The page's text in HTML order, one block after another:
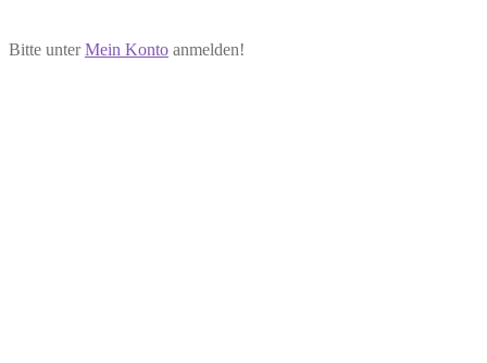
Bitte unterMein Konto anmelden!